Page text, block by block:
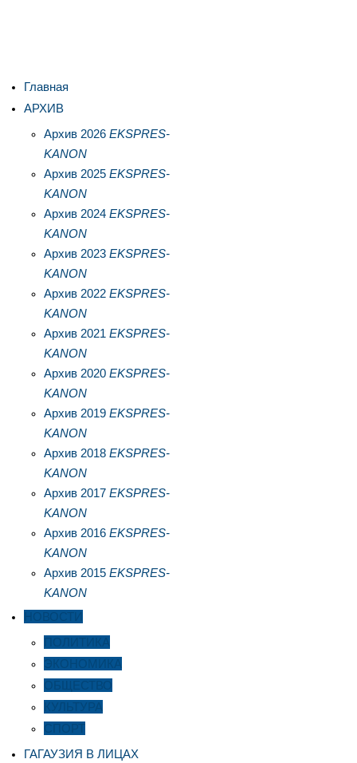
Главная
АРХИВ
Архив 2026 EKSPRES-
KANON
Архив 2025 EKSPRES-
KANON
Архив 2024 EKSPRES-
KANON
Архив 2023 EKSPRES-
KANON
Архив 2022 EKSPRES-
KANON
Архив 2021 EKSPRES-
KANON
Архив 2020 EKSPRES-
KANON
Архив 2019 EKSPRES-
KANON
Архив 2018 EKSPRES-
KANON
Архив 2017 EKSPRES-
KANON
Архив 2016 EKSPRES-
KANON
Архив 2015 EKSPRES-
KANON
НОВОСТИ
ПОЛИТИКА
ЭКОНОМИКА
ОБЩЕСТВО
КУЛЬТУРА
СПОРТ
ГАГАУЗИЯ В ЛИЦАХ